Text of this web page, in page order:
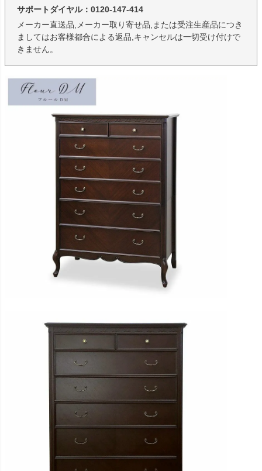
サポートダイヤル：0120-147-414
メーカー直送品,メーカー取り寄せ品,または受注生産品につき
ましてはお客様都合による返品,キャンセルは一切受け付けで
きません。